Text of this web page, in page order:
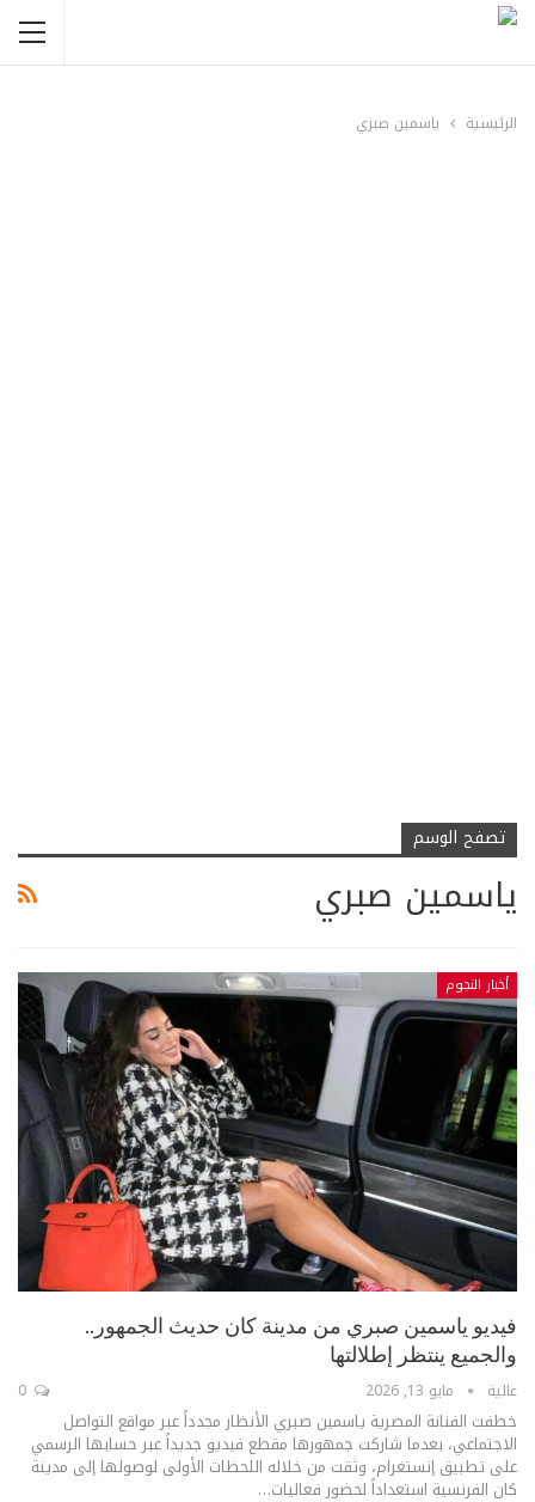
الرئيسية ياسمين صبري
تصفح الوسم
ياسمين صبري
أخبار النجوم
فيديو ياسمين صبري من مدينة كان حديث الجمهور..
والجميع ينتظر إطلالتها
عالية مايو 13, 2026
خطفت الفنانة المصرية ياسمين صبري الأنظار مجدداً عبر مواقع التواصل
الاجتماعي، بعدما شاركت جمهورها مقطع فيديو جديداً عبر حسابها الرسمي
على تطبيق إنستغرام، وثقت من خلاله اللحظات الأولى لوصولها إلى مدينة
كان الفرنسية استعداداً لحضور فعاليات…